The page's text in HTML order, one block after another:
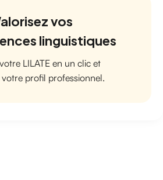
vos
linguistiques
LILATE en un clic et
profil professionnel.